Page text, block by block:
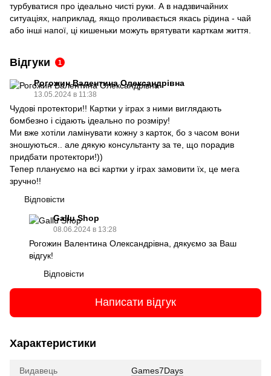
турбуватися про ідеально чисті руки. А в надзвичайних
ситуаціях, наприклад, якщо проливається якась рідина - чай
або інші напої, ці кишеньки можуть врятувати карткам життя.
Відгуки 1
Рогожин Валентина Олександрівна
13.05.2024 в 11:38
Чудові протектори!! Картки у іграх з ними виглядають
бомбезно і сідають ідеально по розміру!
Ми вже хотіли ламінувати кожну з карток, бо з часом вони
зношуються.. але дякую консультанту за те, що порадив
придбати протектори!))
Тепер плануємо на всі картки у іграх замовити їх, це мега
зручно!!
Відповісти
Gallu Shop
08.06.2024 в 13:28
Рогожин Валентина Олександрівна, дякуємо за Ваш
відгук!
Відповісти
Написати відгук
Характеристики
Видавець Games7Days